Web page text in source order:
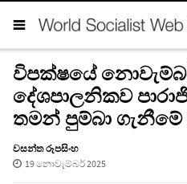
විපක්ෂයේ
දේශපාලනිකව
තමන් පුම්බා ගැනීමේ
වසන්ත රූපසිංහ
19 නොවැම්බර් 2025